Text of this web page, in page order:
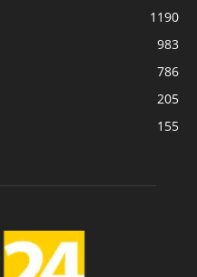
1190
983
786
205
155